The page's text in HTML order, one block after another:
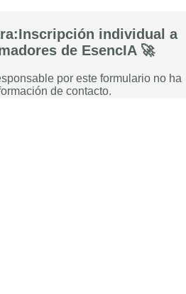
individual a
de EsencIA 🚀
por este formulario no ha
de contacto.